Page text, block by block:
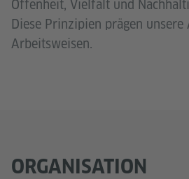
Offenheit, Vielfalt und
Diese Prinzipien prägen unsere
Arbeitsweisen.
ORGANISATION